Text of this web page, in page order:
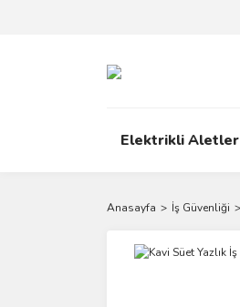
Elektrikli Aletler
Anasayfa İş Güvenliği